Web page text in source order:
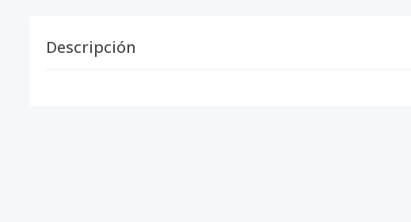
Descripción